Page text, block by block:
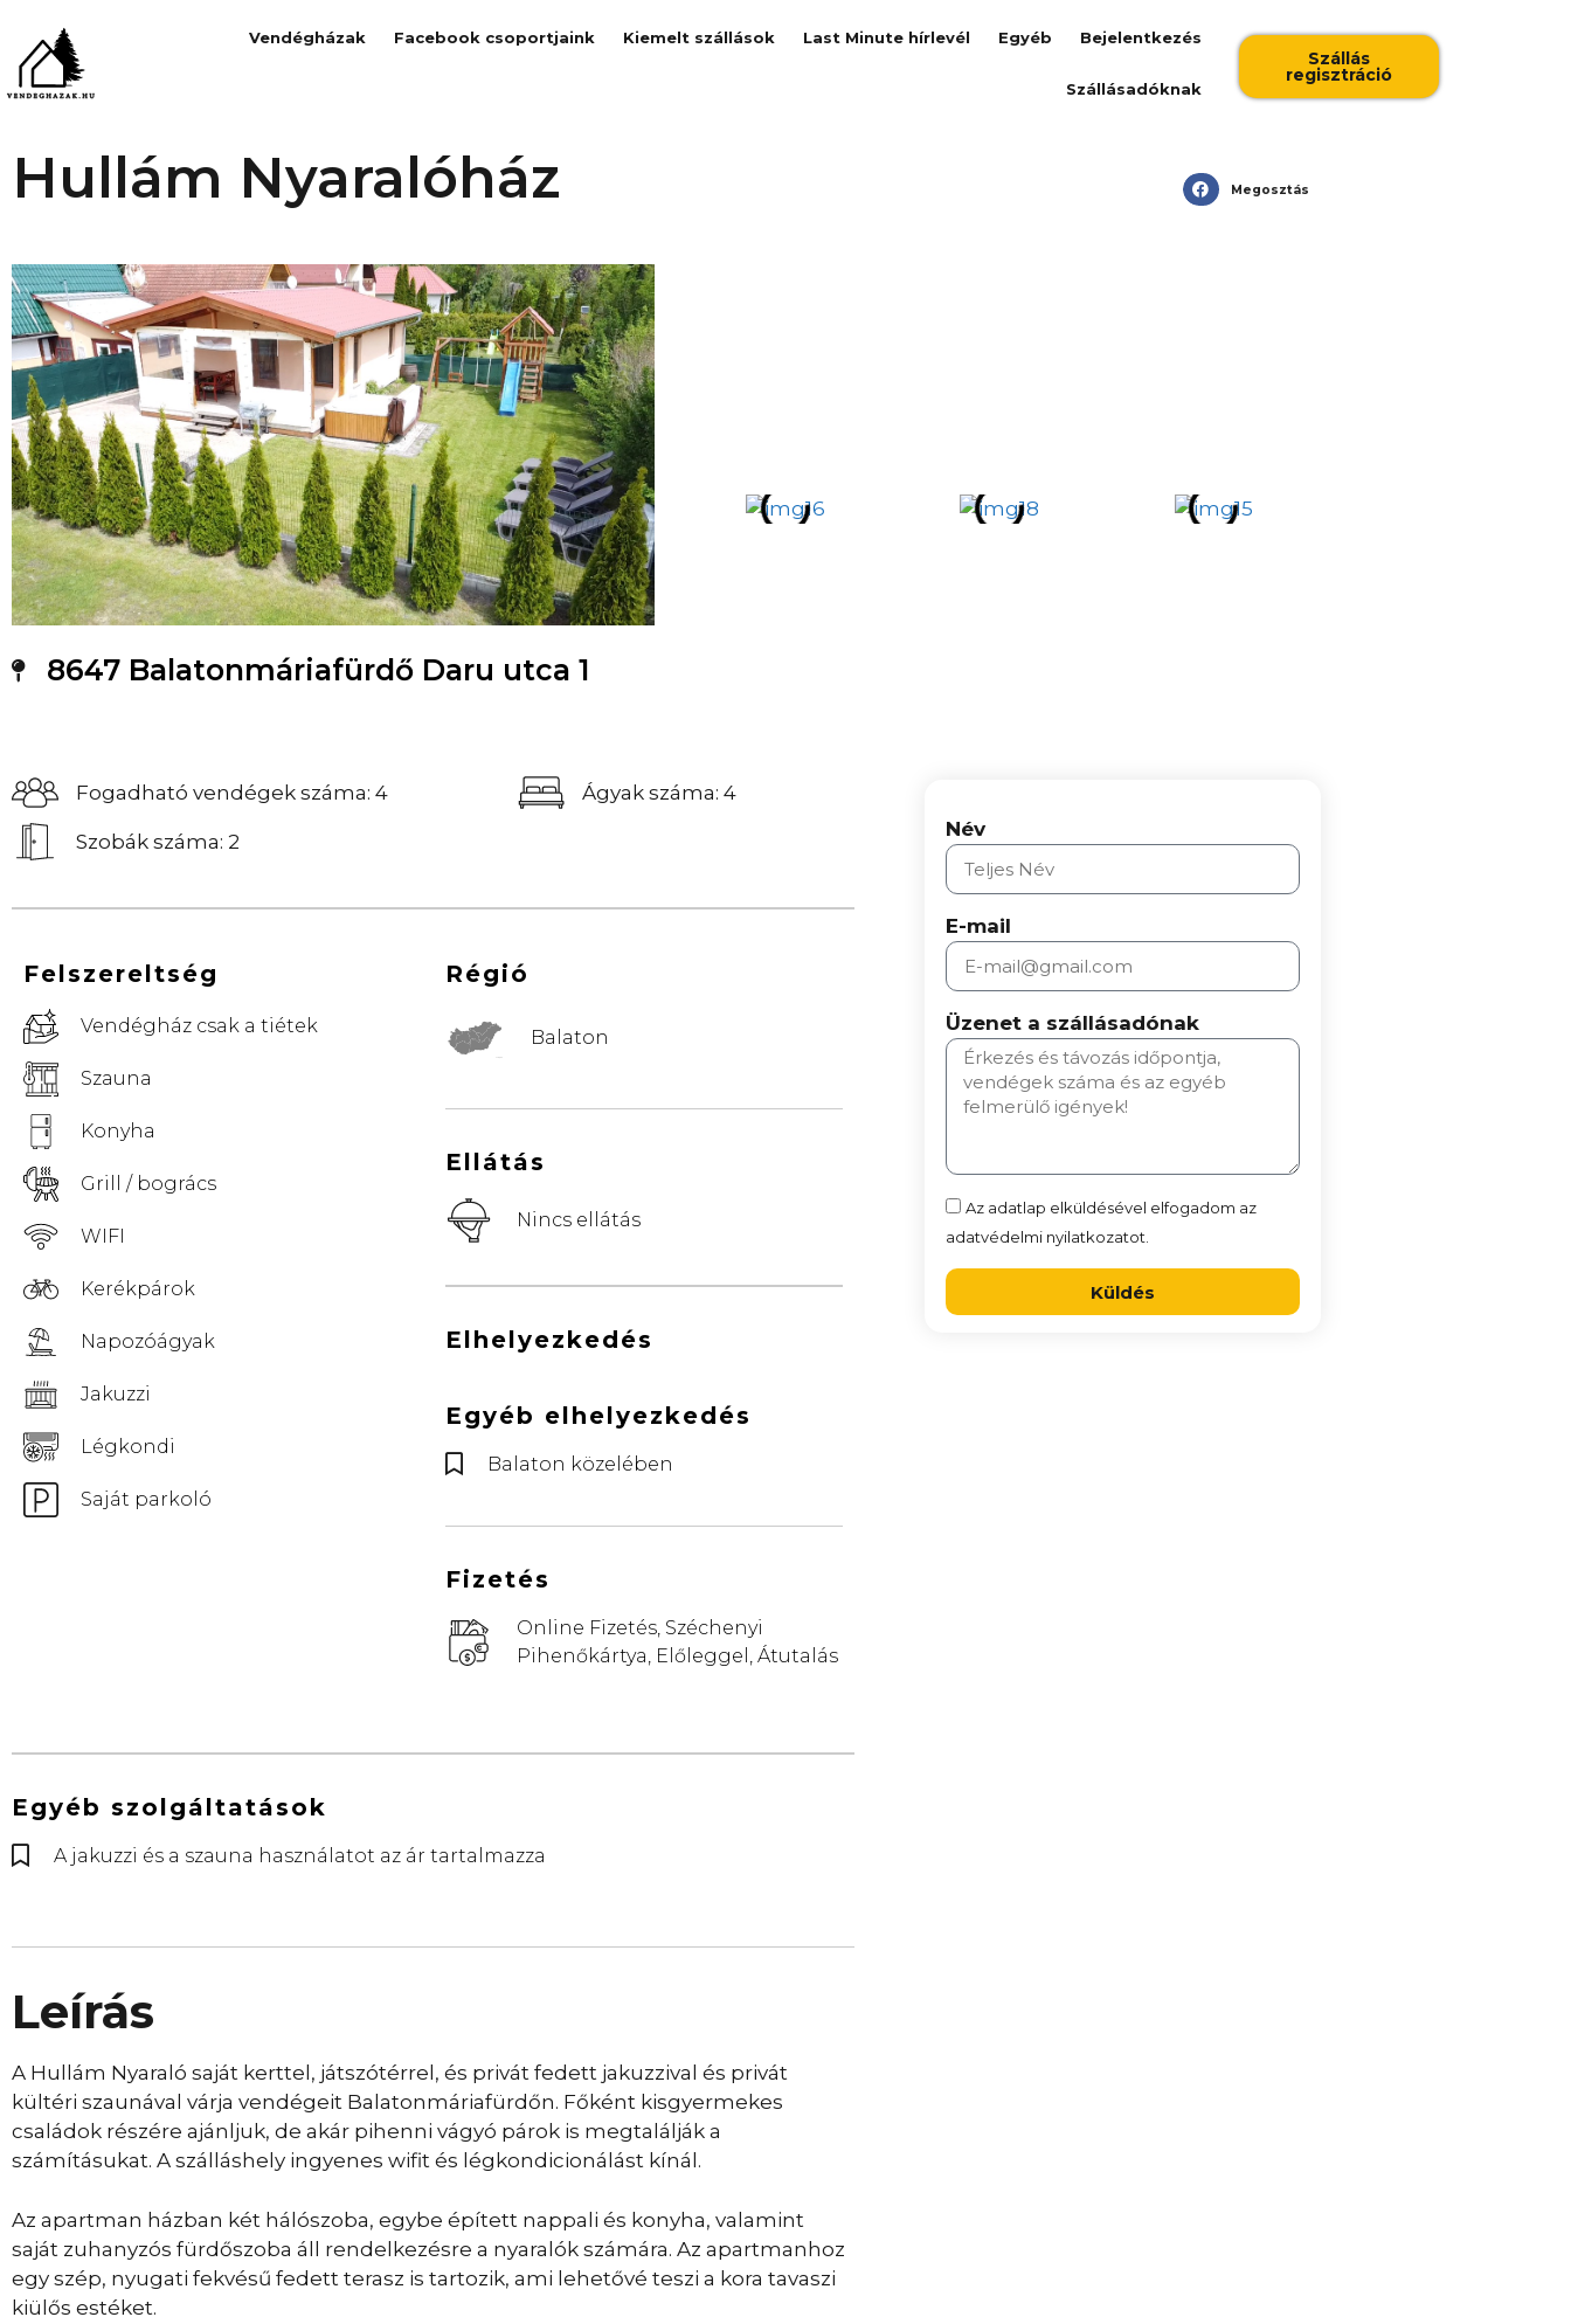
Vendégházak Facebook csoportjaink Kiemelt szállások Last Minute hírlevél Egyéb Bejelentkezés
Szállásadóknak
Szállás
regisztráció
Hullám Nyaralóház Megosztás
8647 Balatonmáriafürdő Daru utca 1
Fogadható vendégek száma: 4 Ágyak száma: 4
Szobák száma: 2
Felszereltség
Vendégház csak a tiétek
Szauna
Konyha
Grill / bogrács
WIFI
Kerékpárok
Napozóágyak
Jakuzzi
Légkondi
Saját parkoló
Régió
Balaton
Ellátás
Nincs ellátás
Elhelyezkedés
Egyéb elhelyezkedés
Balaton közelében
Fizetés
Online Fizetés, Széchenyi
Pihenőkártya, Előleggel, Átutalás
Egyéb szolgáltatások
A jakuzzi és a szauna használatot az ár tartalmazza
Leírás
A Hullám Nyaraló saját kerttel, játszótérrel, és privát fedett jakuzzival és privát
kültéri szaunával várja vendégeit Balatonmáriafürdőn. Főként kisgyermekes
családok részére ajánljuk, de akár pihenni vágyó párok is megtalálják a
számításukat. A szálláshely ingyenes wifit és légkondicionálást kínál.
Az apartman házban két hálószoba, egybe épített nappali és konyha, valamint
saját zuhanyzós fürdőszoba áll rendelkezésre a nyaralók számára. Az apartmanhoz
egy szép, nyugati fekvésű fedett terasz is tartozik, ami lehetővé teszi a kora tavaszi
kiülős estéket.
Név
E-mail
Üzenet a szállásadónak
Az adatlap elküldésével elfogadom az
adatvédelmi nyilatkozatot.
Küldés